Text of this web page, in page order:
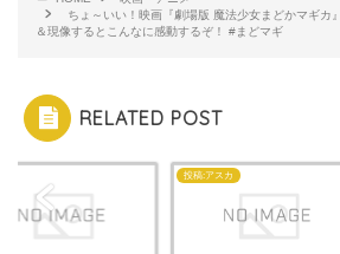
ちょ～いい！映画『劇場版 魔法少女まどかマギカ
＆現像するとこんなに感動するぞ！ #まどマギ
RELATED POST
投稿:アスカ